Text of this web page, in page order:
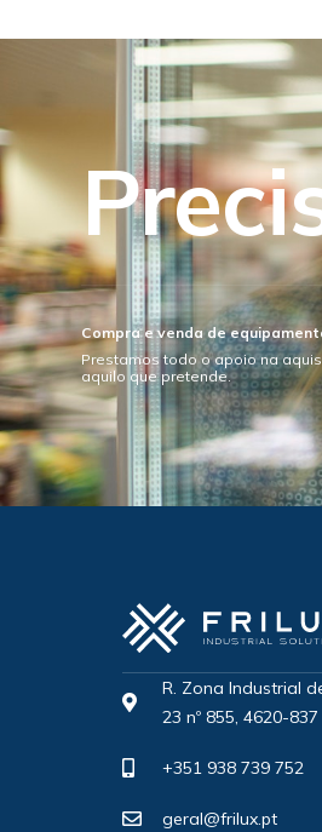
Compra e venda de
Prestamos todo o apoio na
aquilo que pretende.
R. Zona Industrial
23 nº 855, 4620-
+351 938 739 752
geral@frilux.pt